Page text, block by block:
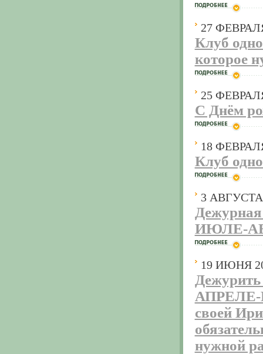
27
Клуб
которое
25
С Днём
18
Клуб
3 АВГУСТА
ИЮЛЕ-
19 ИЮНЯ
АПРЕЛЕ-
своей
нужной